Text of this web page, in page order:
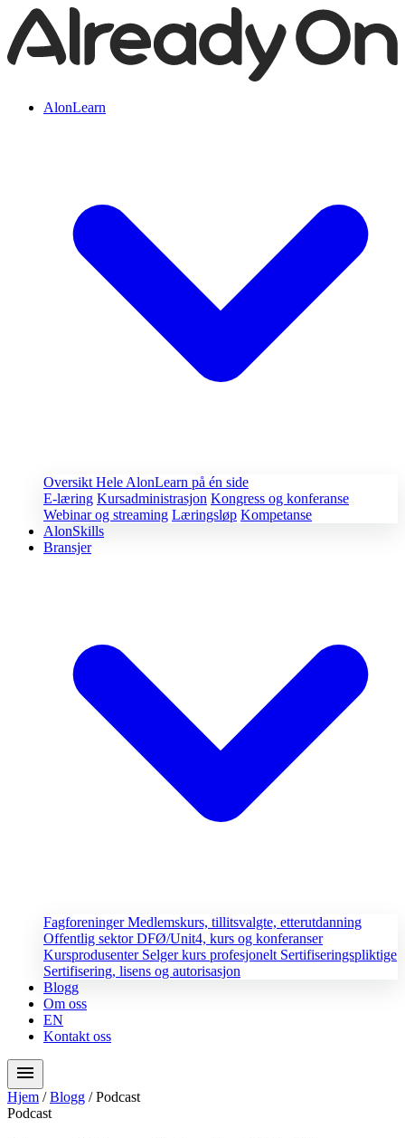
AlonLearn
Oversikt Hele AlonLearn på én side
E-læring Kursadministrasjon Kongress og konferanse
Webinar og streaming Læringsløp Kompetanse
AlonSkills
Bransjer
FagforeningerMedlemskurs, tillitsvalgte, etterutdanning
Offentlig sektorDFØ/Unit4, kurs og konferanser
Kursprodusenter Selger kurs profesjonelt Sertifiseringspliktige
Sertifisering, lisens og autorisasjon
Blogg
Om oss
EN
Kontakt oss
menu
Hjem / Blogg / Podcast
Podcast